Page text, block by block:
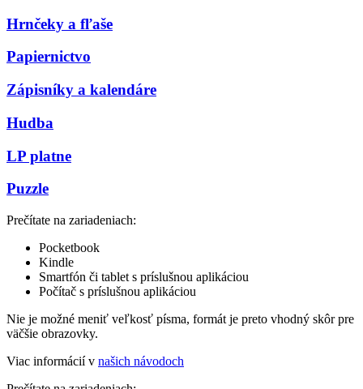
Hrnčeky a fľaše
Papiernictvo
Zápisníky a kalendáre
Hudba
LP platne
Puzzle
Prečítate na zariadeniach:
Pocketbook
Kindle
Smartfón či tablet s príslušnou aplikáciou
Počítač s príslušnou aplikáciou
Nie je možné meniť veľkosť písma, formát je preto vhodný skôr pre
väčšie obrazovky.
Viac informácií v našich návodoch